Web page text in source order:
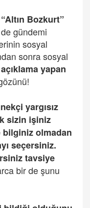
“Altın Bozkurt”
gündemi
sosyal
sonra sosyal
yapan
yargısız
sizin işiniz
olmadan
seçersiniz.
tavsiye
bir de şunu